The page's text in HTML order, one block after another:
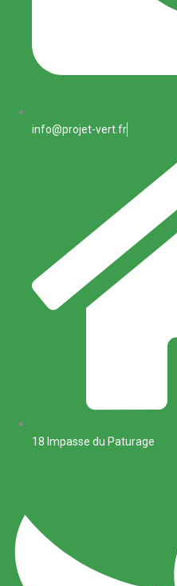
info@projet-vert.fr
18 Impasse du Paturage